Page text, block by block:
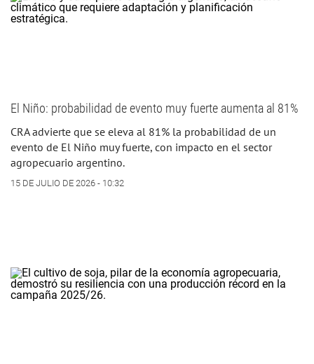
El Niño: probabilidad de evento muy fuerte aumenta al 81%
CRA advierte que se eleva al 81% la probabilidad de un
evento de El Niño muy fuerte, con impacto en el sector
agropecuario argentino.
15 DE JULIO DE 2026 - 10:32